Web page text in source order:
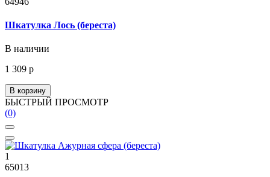
Шкатулка Лось (береста)
В наличии
1 309 р
В корзину
БЫСТРЫЙ ПРОСМОТР
(0)
1
65013